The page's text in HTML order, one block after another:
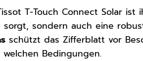
T-Touch Connect Solar ist
sorgt, sondern auch eine
schützt das Zifferblatt vor
Bedingungen.